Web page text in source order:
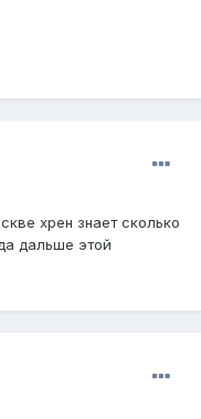
хрен знает сколько
дальше этой